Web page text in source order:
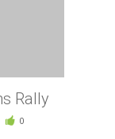
Rally
0